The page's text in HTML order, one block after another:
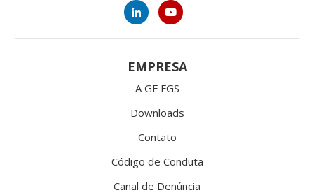
EMPRESA
A GF FGS
Downloads
Contato
Código de Conduta
Canal de Denúncia